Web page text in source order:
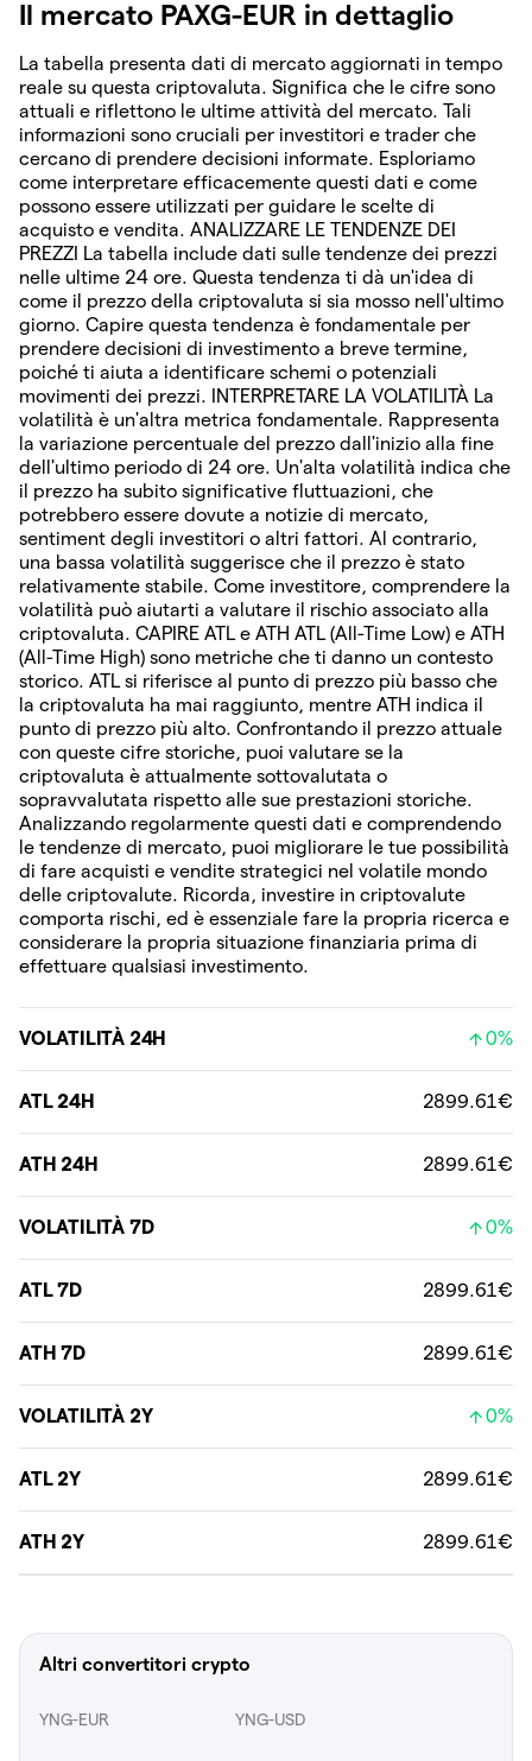
Il mercato PAXG-EUR in dettaglio
La tabella presenta dati di mercato aggiornati in tempo
reale su questa criptovaluta. Significa che le cifre sono
attuali e riflettono le ultime attività del mercato. Tali
informazioni sono cruciali per investitori e trader che
cercano di prendere decisioni informate. Esploriamo
come interpretare efficacemente questi dati e come
possono essere utilizzati per guidare le scelte di
acquisto e vendita. ANALIZZARE LE TENDENZE DEI
PREZZI La tabella include dati sulle tendenze dei prezzi
nelle ultime 24 ore. Questa tendenza ti dà un'idea di
come il prezzo della criptovaluta si sia mosso nell'ultimo
giorno. Capire questa tendenza è fondamentale per
prendere decisioni di investimento a breve termine,
poiché ti aiuta a identificare schemi o potenziali
movimenti dei prezzi. INTERPRETARE LA VOLATILITÀ La
volatilità è un'altra metrica fondamentale. Rappresenta
la variazione percentuale del prezzo dall'inizio alla fine
dell'ultimo periodo di 24 ore. Un'alta volatilità indica che
il prezzo ha subito significative fluttuazioni, che
potrebbero essere dovute a notizie di mercato,
sentiment degli investitori o altri fattori. Al contrario,
una bassa volatilità suggerisce che il prezzo è stato
relativamente stabile. Come investitore, comprendere la
volatilità può aiutarti a valutare il rischio associato alla
criptovaluta. CAPIRE ATL e ATH ATL (All-Time Low) e ATH
(All-Time High) sono metriche che ti danno un contesto
storico. ATL si riferisce al punto di prezzo più basso che
la criptovaluta ha mai raggiunto, mentre ATH indica il
punto di prezzo più alto. Confrontando il prezzo attuale
con queste cifre storiche, puoi valutare se la
criptovaluta è attualmente sottovalutata o
sopravvalutata rispetto alle sue prestazioni storiche.
Analizzando regolarmente questi dati e comprendendo
le tendenze di mercato, puoi migliorare le tue possibilità
di fare acquisti e vendite strategici nel volatile mondo
delle criptovalute. Ricorda, investire in criptovalute
comporta rischi, ed è essenziale fare la propria ricerca e
considerare la propria situazione finanziaria prima di
effettuare qualsiasi investimento.
VOLATILITÀ 24H 0%
ATL 24H 2899.61€
ATH 24H 2899.61€
VOLATILITÀ 7D 0%
ATL 7D 2899.61€
ATH 7D 2899.61€
VOLATILITÀ 2Y 0%
ATL 2Y 2899.61€
ATH 2Y 2899.61€
Altri convertitori crypto
YNG-EUR YNG-USD